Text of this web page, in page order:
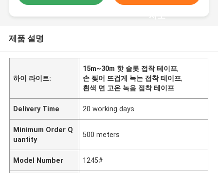
시오
제품 설명
하이 라이트:
15m~30m 핫 슬롯 접착 테이프,
손 찢어 뜨겁게 녹는 접착 테이프,
흰색 면 고온 녹음 접착 테이프
Delivery Time 20 working days
Minimum Order Q
uantity
500 meters
Model Number 1245#